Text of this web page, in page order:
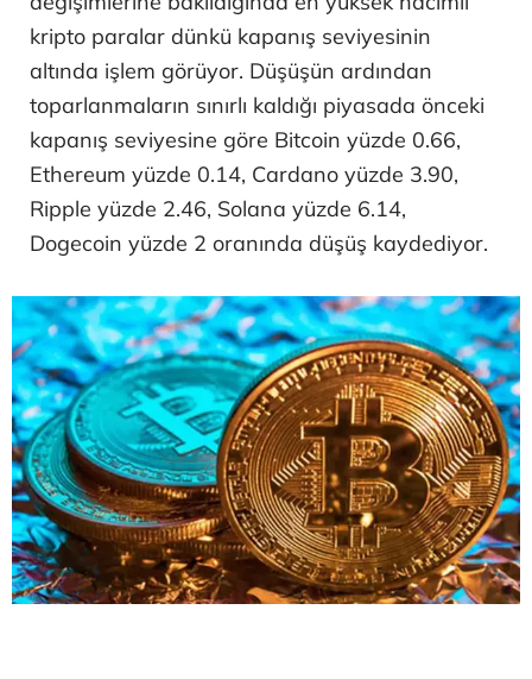
kripto paralar dünkü kapanış seviyesinin
altında işlem görüyor. Düşüşün ardından
toparlanmaların sınırlı kaldığı piyasada önceki
kapanış seviyesine göre Bitcoin yüzde 0.66,
Ethereum yüzde 0.14, Cardano yüzde 3.90,
Ripple yüzde 2.46, Solana yüzde 6.14,
Dogecoin yüzde 2 oranında düşüş kaydediyor.